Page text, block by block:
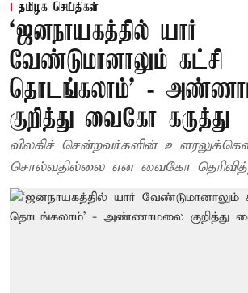
தமிழக செய்திகள்
‘ஜனநாயகத்தில் யார்
வேண்டுமானாலும் கட்சி
தொடங்கலாம்’ -
குறித்து வைகோ கருத்து
விலகிச் சென்றவர்களின்
சொல்வதில்லை என வைகோ